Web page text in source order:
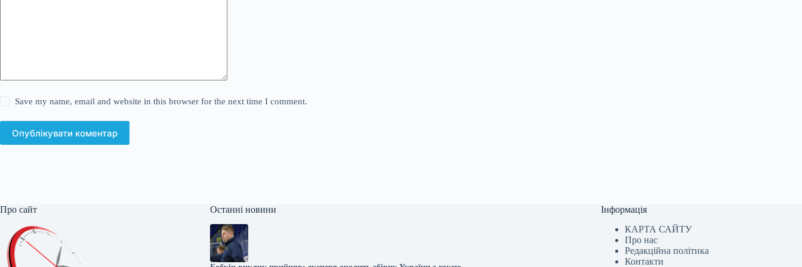
Save my name, email and website in this browser for the next time I comment.
Опублікувати коментар
Про сайт Останні новини
Інформація
КАРТА САЙТУ
Про нас
Редакційна політика
Контакти